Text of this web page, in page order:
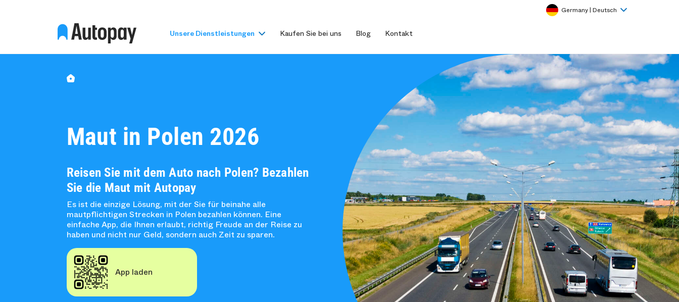
Germany | Deutsch
Unsere Dienstleistungen Kaufen Sie bei uns Blog Kontakt
Maut in Polen 2026
Reisen Sie mit dem Auto nach Polen? Bezahlen
Sie die Maut mit Autopay
Es ist die einzige Lösung, mit der Sie für beinahe alle
mautpflichtigen Strecken in Polen bezahlen können. Eine
einfache App, die Ihnen erlaubt, richtig Freude an der Reise zu
haben und nicht nur Geld, sondern auch Zeit zu sparen.
App laden